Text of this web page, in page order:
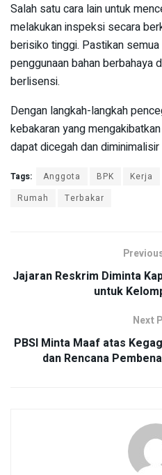
Salah satu cara lain untuk
melakukan inspeksi secara
berisiko tinggi. Pastikan
penggunaan bahan berbahaya
berlisensi.
Dengan langkah-langkah
kebakaran yang
dapat dicegah dan
Tags: Anggota BPK Kerja
Rumah
Terbakar
Jajaran Reskrim Diminta
untuk
Next
PBSI Minta Maaf atas
dan Rencana